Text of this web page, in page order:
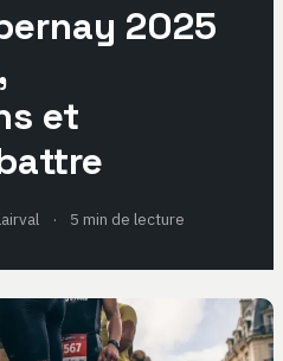
2025
et
· 5 min de lecture